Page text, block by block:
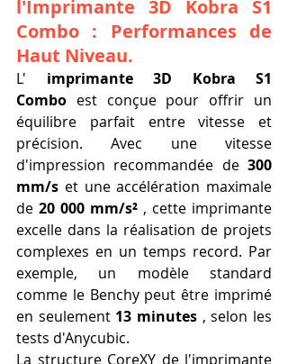
l'Imprimante 3D Kobra S1
Combo : Performances de
Haut Niveau.
L' imprimante 3D Kobra S1
Combo est conçue pour offrir un
équilibre parfait entre vitesse et
précision. Avec une vitesse
d'impression recommandée de 300
mm/s et une accélération maximale
de 20 000 mm/s² , cette imprimante
excelle dans la réalisation de projets
complexes en un temps record. Par
exemple, un modèle standard
comme le Benchy peut être imprimé
en seulement 13 minutes , selon les
tests d'Anycubic.
La structure CoreXY de l'imprimante